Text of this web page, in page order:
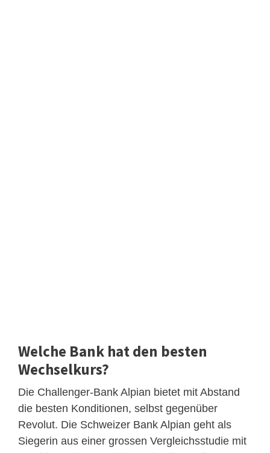
Welche Bank hat den besten
Wechselkurs?
Die Challenger-Bank Alpian bietet mit Abstand
die besten Konditionen, selbst gegenüber
Revolut. Die Schweizer Bank Alpian geht als
Siegerin aus einer grossen Vergleichsstudie mit